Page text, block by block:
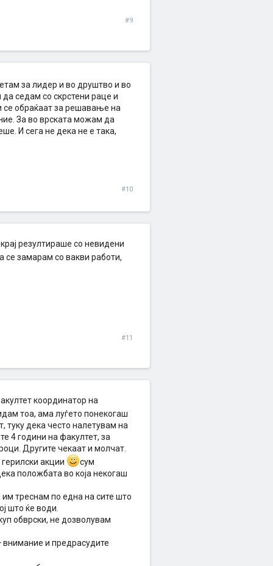
#9
за лидер и во друштво и во
седам со скрстени раце и
се обраќаат за решавање на
За во врската можам да
И сега не дека не е така,
#10
резултираше со невидени
се замарам со вакви работи,
#11
координатор на
тоа, ама луѓето понекогаш
туку дека често налетувам на
4 години на факултет, за
Другите чекаат и молчат.
акции
сум
положбата во која некогаш
треснам по една на сите што
што ќе води.
обврски, не дозволувам
внимание и предрасудите